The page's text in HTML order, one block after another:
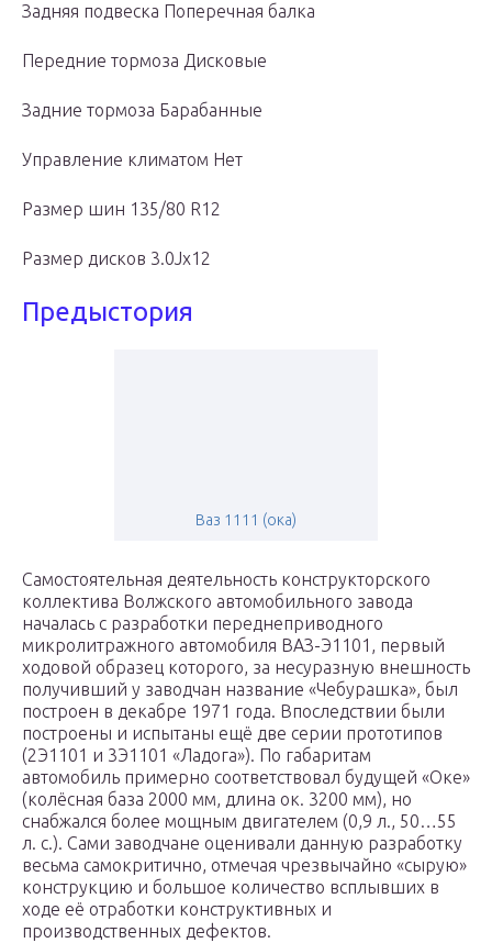
Задняя подвеска Поперечная балка
Передние тормоза Дисковые
Задние тормоза Барабанные
Управление климатом Нет
Размер шин 135/80 R12
Размер дисков 3.0Jx12
Предыстория
Ваз 1111 (ока)
Самостоятельная деятельность конструкторского
коллектива Волжского автомобильного завода
началась с разработки переднеприводного
микролитражного автомобиля ВАЗ-Э1101, первый
ходовой образец которого, за несуразную внешность
получивший у заводчан название «Чебурашка», был
построен в декабре 1971 года. Впоследствии были
построены и испытаны ещё две серии прототипов
(2Э1101 и 3Э1101 «Ладога»). По габаритам
автомобиль примерно соответствовал будущей «Оке»
(колёсная база 2000 мм, длина ок. 3200 мм), но
снабжался более мощным двигателем (0,9 л., 50…55
л. с.). Сами заводчане оценивали данную разработку
весьма самокритично, отмечая чрезвычайно «сырую»
конструкцию и большое количество всплывших в
ходе её отработки конструктивных и
производственных дефектов.